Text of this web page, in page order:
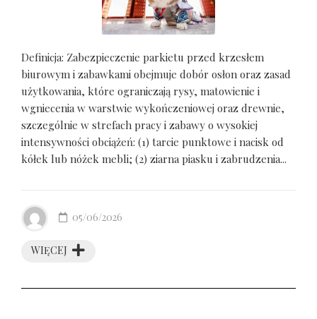
Definicja: Zabezpieczenie parkietu przed krzesłem
biurowym i zabawkami obejmuje dobór osłon oraz zasad
użytkowania, które ograniczają rysy, matowienie i
wgniecenia w warstwie wykończeniowej oraz drewnie,
szczególnie w strefach pracy i zabawy o wysokiej
intensywności obciążeń: (1) tarcie punktowe i nacisk od
kółek lub nóżek mebli; (2) ziarna piasku i zabrudzenia...
WIĘCEJ
05/06/2026